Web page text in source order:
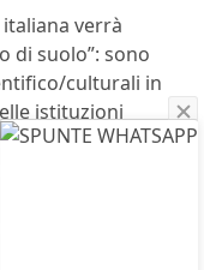
italiana verrà
di suolo”: sono
culturali in
istituzioni
di suolo. Nel
ed allagarsi
milionari vengono
resta una